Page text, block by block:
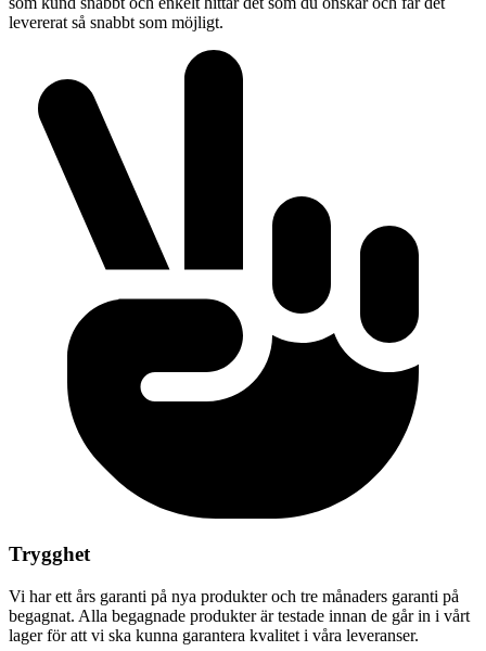
levererat så snabbt som möjligt.
Trygghet
Vi har ett års garanti på nya produkter och tre månaders garanti på
begagnat. Alla begagnade produkter är testade innan de går in i vårt
lager för att vi ska kunna garantera kvalitet i våra leveranser.